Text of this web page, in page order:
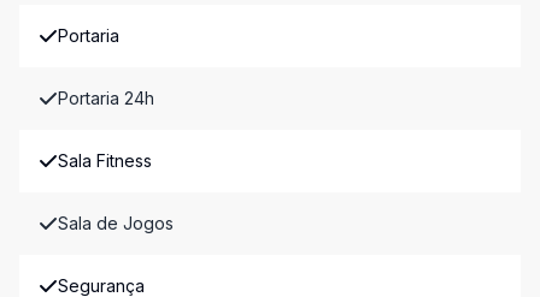
Portaria
Portaria 24h
Sala Fitness
Sala de Jogos
Segurança